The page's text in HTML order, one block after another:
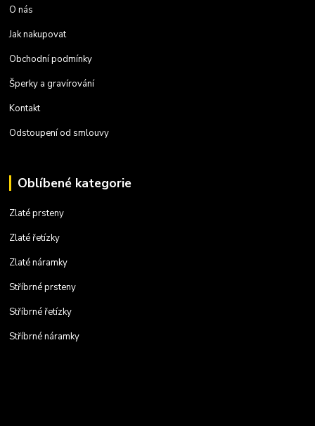
O nás
Jak nakupovat
Obchodní podmínky
Šperky a gravírování
Kontakt
Odstoupení od smlouvy
Oblíbené kategorie
Zlaté prsteny
Zlaté řetízky
Zlaté náramky
Stříbrné prsteny
Stříbrné řetízky
Stříbrné náramky